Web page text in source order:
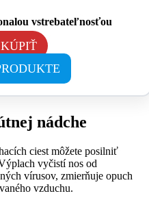
vstrebateľnosťou
nádche
ciest môžete posilniť
vyčistí nos od
vírusov, zmierňuje opuch
vzduchu.